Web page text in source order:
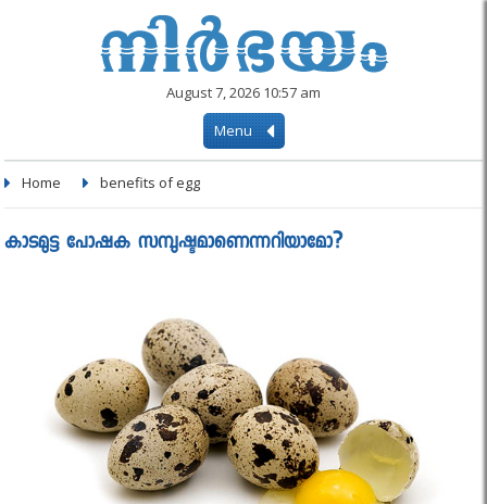
August 7, 2026 10:57 am
Menu
Home benefits of egg
കാടമുട്ട പോഷക സമ്പുഷ്ടമാണെന്നറിയാമോ?